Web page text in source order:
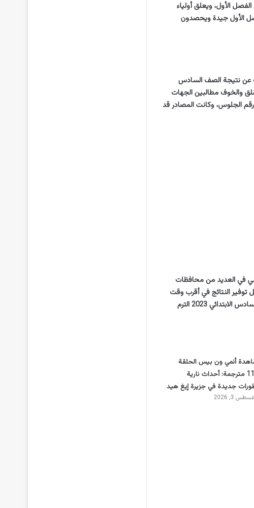
الأول، ويعلق أولياء
بأن تكون نسبى النجاح في نتيجة الصف السادس الابتدائي 2023 الفصل الأول جيدة ويحصدون
عن نتيجة الصف السادس
القلق والخوف مطالبين الجهات
الإعلان عن نتيجة الصف السادس الابتدائي 2023 بالاسم ورقم الجلوس، وكانت المصادر قد
2023 عبر بوابة التعليم الأساسي في العديد من محافظات
النتائج في أقرب وقت
ممكن، ونوهت وزارة التربية والتعليم والتعليم الفني في وقت سابق بأن نتيجة الصف السادس الابتدائي 2023 الترم
أنمي ون بيس الحلقة
1172 مترجمة: أحداث نارية
جديدة في جزيرة إيغ هيد
3, 2026